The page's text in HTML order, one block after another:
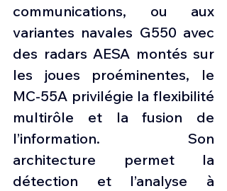
communications, ou aux
variantes navales G550 avec
des radars AESA montés sur
les joues proéminentes, le
MC-55A privilégie la flexibilité
multirôle et la fusion de
l’information. Son
architecture permet la
détection et l’analyse à